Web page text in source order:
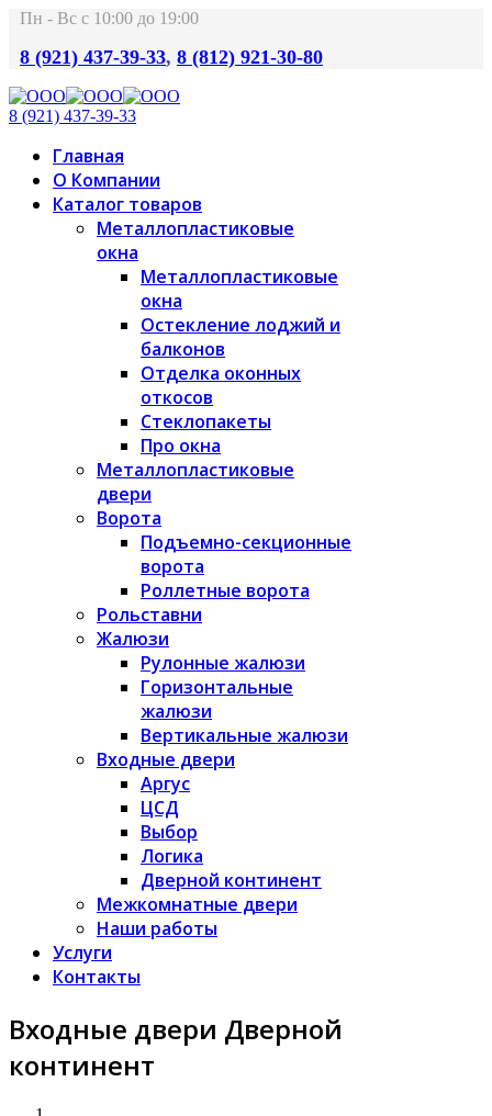
Пн - Вс с 10:00 до 19:00
8 (921) 437-39-33, 8 (812) 921-30-80
8 (921) 437-39-33
Главная
О Компании
Каталог товаров
Металлопластиковые
окна
Металлопластиковые
окна
Остекление лоджий и
балконов
Отделка оконных
откосов
Стеклопакеты
Про окна
Металлопластиковые
двери
Ворота
Подъемно-секционные
ворота
Роллетные ворота
Рольставни
Жалюзи
Рулонные жалюзи
Горизонтальные
жалюзи
Вертикальные жалюзи
Входные двери
Аргус
ЦСД
Выбор
Логика
Дверной континент
Межкомнатные двери
Наши работы
Услуги
Контакты
Входные двери Дверной
континент